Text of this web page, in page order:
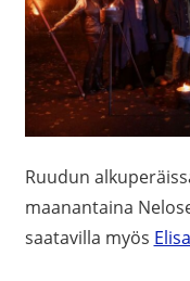
Ruudun
maanantaina
saatavilla myös